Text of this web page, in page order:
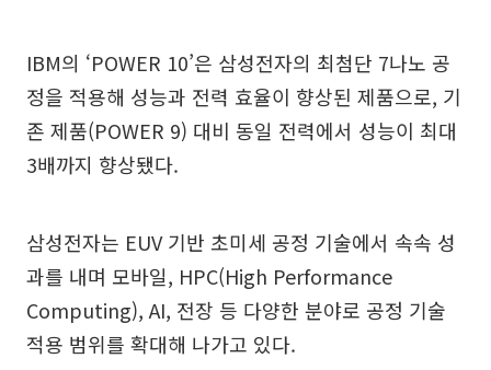
IBM의 ‘POWER 10’은 삼성전자의 최첨단 7나노 공
정을 적용해 성능과 전력 효율이 향상된 제품으로, 기
존 제품(POWER 9) 대비 동일 전력에서 성능이 최대
3배까지 향상됐다.
삼성전자는 EUV 기반 초미세 공정 기술에서 속속 성
과를 내며 모바일, HPC(High Performance
Computing), AI, 전장 등 다양한 분야로 공정 기술
적용 범위를 확대해 나가고 있다.